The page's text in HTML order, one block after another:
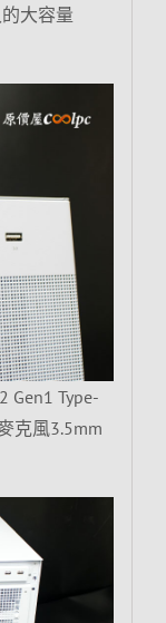
大容量
Gen1 Type-
克風3.5mm